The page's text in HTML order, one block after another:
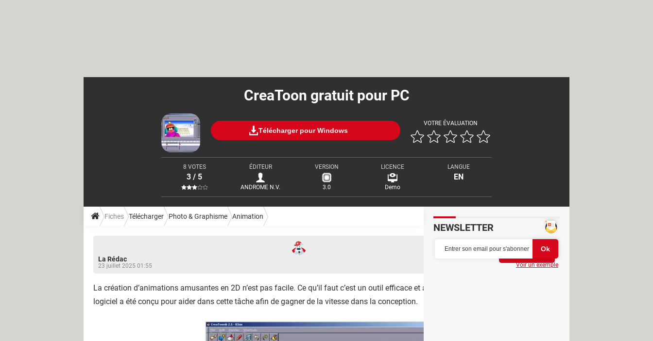
CreaToon gratuit pour PC
Télécharger pour Windows
VOTRE ÉVALUATION
8 VOTES
3 / 5
ÉDITEUR
ANDROME N.V.
VERSION
3.0
LICENCE
Demo
LANGUE
EN
Fiches Télécharger Photo & Graphisme Animation
La Rédac
23 juillet 2025 01:55
La création d’animations amusantes en 2D n’est pas facile. Ce qu’il faut c’est un outil efficace et adéquat à l’instar de
logiciel a été conçu pour aider dans cette tâche afin de gagner de la vitesse dans la conception.
NEWSLETTER
Voir un exemple